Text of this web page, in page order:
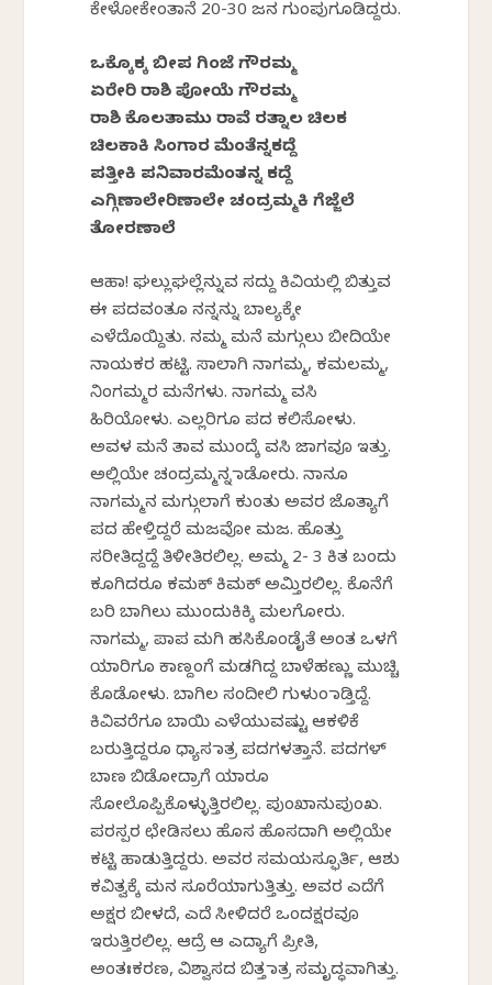
ಕೇಳೋಕೇಂತಾನೆ 20-30 ಜನ ಗುಂಪುಗೂಡಿದ್ದರು.
ಒಕ್ಕೊಕ್ಕ ಬೀಪ ಗಿಂಜೆ ಗೌರಮ್ಮ
ಏರೇರಿ ರಾಶಿ ಪೋಯೆ ಗೌರಮ್ಮ
ರಾಶಿ ಕೊಲತಾಮು ರಾವೆ ರತ್ನಾಲ ಚಿಲಕ
ಚಿಲಕಾಕಿ ಸಿಂಗಾರ ಮೆಂತೆನ್ನಕದ್ದೆ
ಪತ್ತೀಕಿ ಪನಿವಾರಮೆಂತನ್ನ ಕದ್ದೆ
ಎಗ್ಗಿಣಾಲೇರಿಣಾಲೇ ಚಂದ್ರಮ್ಮಕಿ ಗೆಜ್ಜೆಲೆ
ತೋರಣಾಲೆ
ಆಹಾ! ಘಲ್ಲುಘಲ್ಲೆನ್ನುವ ಸದ್ದು ಕಿವಿಯಲ್ಲಿ ಬಿತ್ತುವ
ಈ ಪದವಂತೂ ನನ್ನನ್ನು ಬಾಲ್ಯಕ್ಕೇ
ಎಳೆದೊಯ್ದಿತು. ನಮ್ಮ‌ ಮನೆ ಮಗ್ಗುಲು ಬೀದಿಯೇ
ನಾಯಕರ ಹಟ್ಟಿ. ಸಾಲಾಗಿ ನಾಗಮ್ಮ, ಕಮಲಮ್ಮ,
ನಿಂಗಮ್ಮರ ಮನೆಗಳು. ನಾಗಮ್ಮ ವಸಿ
ಹಿರಿಯೋಳು. ಎಲ್ಲರಿಗೂ ಪದ ಕಲಿಸೋಳು.
ಅವಳ ಮನೆ ತಾವ ಮುಂದ್ಕೆ ವಸಿ ಜಾಗವೂ ಇತ್ತು.
ಅಲ್ಲಿಯೇ ಚಂದ್ರಮ್ಮನ್ನ ಮಾಡೋರು. ನಾನೂ
ನಾಗಮ್ಮನ ಮಗ್ಗುಲಾಗೆ ಕುಂತು ಅವರ ಜೊತ್ಯಾಗೆ
ಪದ ಹೇಳ್ತಿದ್ದರೆ ಮಜವೋ ಮಜ. ಹೊತ್ತು
ಸರೀತಿದ್ದದ್ದೆ ತಿಳೀತಿರಲಿಲ್ಲ. ಅಮ್ಮ 2- 3 ಕಿತ ಬಂದು
ಕೂಗಿದರೂ ಕಮಕ್ ಕಿಮಕ್ ಅಮ್ತಿರಲಿಲ್ಲ. ಕೊನೆಗೆ
ಬರಿ ಬಾಗಿಲು ಮುಂದುಕಿಕ್ಕಿ ಮಲಗೋರು.
ನಾಗಮ್ಮ, ಪಾಪ‌ ಮಗಿ ಹಸಿಕೊಂಡೈತೆ ಅಂತ ಒಳಗೆ
ಯಾರಿಗೂ ಕಾಣ್ದಂಗೆ ಮಡಗಿದ್ದ ಬಾಳೆಹಣ್ಣು ಮುಚ್ಚಿ
ಕೊಡೋಳು. ಬಾಗಿಲ ಸಂದೀಲಿ ಗುಳುಂ ಮಾಡ್ತಿದ್ದೆ.
ಕಿವಿವರೆಗೂ ಬಾಯಿ ಎಳೆಯುವಷ್ಟು ಆಕಳಿಕೆ
ಬರುತ್ತಿದ್ದರೂ ಧ್ಯಾಸ ಮಾತ್ರ ಪದಗಳತ್ತಾನೆ. ಪದಗಳ್
ಬಾಣ ಬಿಡೋದ್ರಾಗೆ ಯಾರೂ
ಸೋಲೊಪ್ಪಿಕೊಳ್ಳುತ್ತಿರಲಿಲ್ಲ. ಪುಂಖಾನುಪುಂಖ.
ಪರಸ್ಪರ ಛೇಡಿಸಲು ಹೊಸ ಹೊಸದಾಗಿ ಅಲ್ಲಿಯೇ
ಕಟ್ಟಿ ಹಾಡುತ್ತಿದ್ದರು. ಅವರ ಸಮಯಸ್ಫೂರ್ತಿ, ಆಶು
ಕವಿತ್ವಕ್ಕೆ ಮನ ಸೂರೆಯಾಗುತ್ತಿತ್ತು. ಅವರ ಎದೆಗೆ
ಅಕ್ಷರ ಬೀಳದೆ, ಎದೆ ಸೀಳಿದರೆ ಒಂದಕ್ಷರವೂ
ಇರುತ್ತಿರಲಿಲ್ಲ. ಆದ್ರೆ ಆ ಎದ್ಯಾಗೆ ಪ್ರೀತಿ,
ಅಂತಃಕರಣ, ವಿಶ್ವಾಸದ ಬಿತ್ತ ಮಾತ್ರ ಸಮೃದ್ಧವಾಗಿತ್ತು.